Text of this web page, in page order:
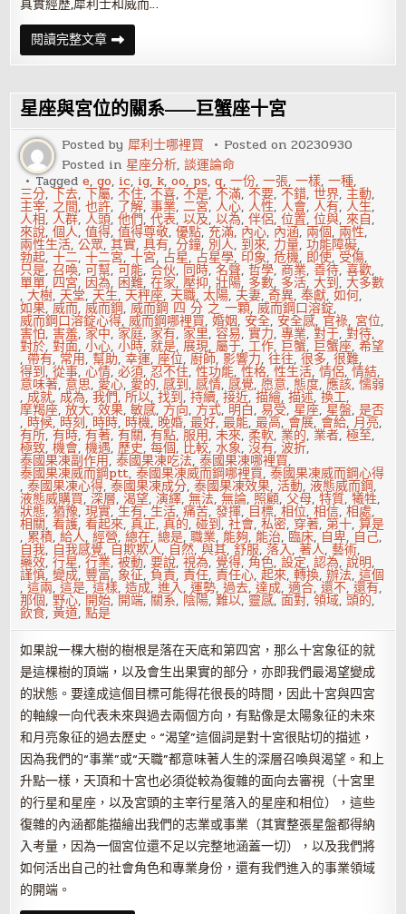
真實經歷,犀利士和威而…
閱讀完整文章威
而
鋼
犀
利
士
真
實
使
用
心
得
星座與宮位的關系——巨蟹座十宮
Posted by犀利士哪裡買 Posted on20230930
Posted in 星座分析,談運論命
Taggede,go, ic, ig, k,oo, ps,q,一份,一張,一樣,一種,
三分,下去,下屬,不住,不喜,不是,不滿,不要,不錯,世界,主動,
主宰, 之間,也許, 了解,事業,二宮,人心,人性,人會,人有,人生,
人相,人群,人頭,他們,代表,以及,以為,伴侶,位置,位與,來自,
來說,個人,值得,值得尊敬,優點, 充滿, 內心, 內涵, 兩個, 兩性,
兩性生活,公眾,其實,具有,分鐘, 別人, 到來, 力量,功能障礙,
勃起,十二,十二宮,十宮, 占星, 占星學, 印象,危機, 即使, 受傷,
只是,召喚,可幫,可能,合伙, 同時,名聲,哲學,商業,善待,喜歡,
單單, 四宮, 因為, 困難,在家,壓抑,壯陽, 多數, 多活,大到,大多數
,大樹, 天堂, 天生, 天秤座, 天職,太陽,夫妻,奇異,奉獻,如何,
如果,威而,威而鋼,威而鋼 四 分 之 一顆,威而鋼口溶錠,
威而鋼口溶錠心得,威而鋼哪裡買,婚姻, 安全, 安全感, 官祿, 宮位,
害怕,害羞, 家中, 家庭, 家有, 家里,容易,實力,專業,對于,對待,
對於,對面,小心,小時,就是,展現,屬于,工作, 巨蟹, 巨蟹座,希望
,帶有, 常用,幫助,幸運,座位,廚師, 影響力,往往,很多,很難,
得到,從事,心情,必須, 忍不住,性功能,性格,性生活,情侶,情結,
意味著, 意思, 愛心, 愛的,感到,感情,感覺,愿意, 態度,應該,懦弱
,成就, 成為,我們,所以,找到,持續,接近,描繪,描述,換工,
摩羯座,放大,效果,敏感, 方向, 方式, 明白,易受, 星座, 星盤,是否
, 時候, 時刻, 時時, 時機, 晚婚,最好,最能,最高, 會展, 會給, 月亮,
有所,有時,有著,有關,有點,服用,未來,柔軟, 業的, 業者,極至,
極致,機會,機遇,歷史,每個, 比較,水象,沒有,波折,
泰國果凍副作用,泰國果凍吃法,泰國果凍哪裡買,
泰國果凍威而鋼ptt,泰國果凍威而鋼哪裡買,泰國果凍威而鋼心得
,泰國果凍心得,泰國果凍成分,泰國果凍效果,活動,液態威而鋼,
液態威購買,深層,渴望,演繹,無法,無論, 照顧,父母,特質,犧牲,
狀態,猶豫,現實,生有,生活,痛苦,發揮, 目標,相位,相信,相處,
相關,看護,看起來,真正,真的,碰到,社會,私密, 穿著, 第十,算是
, 累積,給人,經營,總在,總是,職業, 能夠, 能治, 臨床, 自卑, 自己,
自我, 自我感覺, 自欺欺人, 自然,與其,舒服,落入,著人,藝術,
藥效,行星,行業,被動,要說,視為, 覺得, 角色,設定,認為,說明,
謹慎,變成, 豐富, 象征, 負責,責任,責任心,起來,轉換,辦法,這個
,這兩,這是,這樣,造成,進入,運勢,過去,達成,適合,還不,還有,
那個,野心, 開始, 開端, 關系, 陰陽,難以, 靈感,面對,領域,頭的,
飲食,黃道,點是
如果說一棵大樹的樹根是落在天底和第四宮，那么十宮象征的就
是這棵樹的頂端，以及會生出果實的部分，亦即我們最渴望變成
的狀態。要達成這個目標可能得花很長的時間，因此十宮與四宮
的軸線一向代表未來與過去兩個方向，有點像是太陽象征的未來
和月亮象征的過去歷史。“渴望”這個詞是對十宮很貼切的描述，
因為我們的“事業”或“天職”都意味著人生的深層召喚與渴望。和上
升點一樣，天頂和十宮也必須從較為復雜的面向去審視（十宮里
的行星和星座，以及宮頭的主宰行星落入的星座和相位），這些
復雜的內涵都能描繪出我們的志業或事業（其實整張星盤都得納
入考量，因為一個宮位還不足以完整地涵蓋一切），以及我們將
如何活出自己的社會角色和專業身份，還有我們進入的事業領域
的開端。